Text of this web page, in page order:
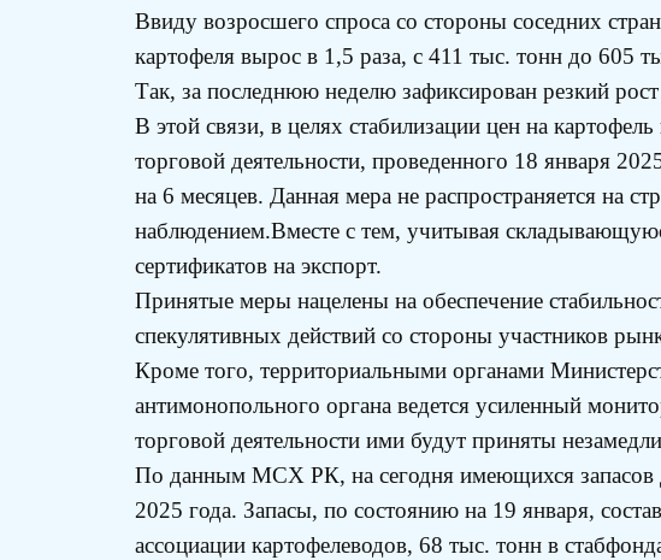
Ввиду возросшего спроса со стороны соседних
картофеля вырос в 1,5 раза, с 411 тыс. тонн до 605
Так, за последнюю неделю зафиксирован резкий
В этой связи, в целях стабилизации цен на
торговой деятельности, проведенного 18 января
на 6 месяцев. Данная мера не распространяется на
наблюдением.Вместе с тем, учитывая
сертификатов на экспорт.
Принятые меры нацелены на обеспечение
спекулятивных действий со стороны участников
Кроме того, территориальными органами
антимонопольного органа ведется усиленный
торговой деятельности ими будут приняты
По данным МСХ РК, на сегодня имеющихся запасов
2025 года. Запасы, по состоянию на 19 января,
ассоциации картофелеводов, 68 тыс. тонн в